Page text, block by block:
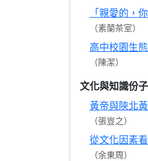
「親愛的，
（素蘭茶室）
高中校園生
（陳潔）
文化與知識份子
黃帝與陝北
（張豈之）
從文化因素
（余東周）